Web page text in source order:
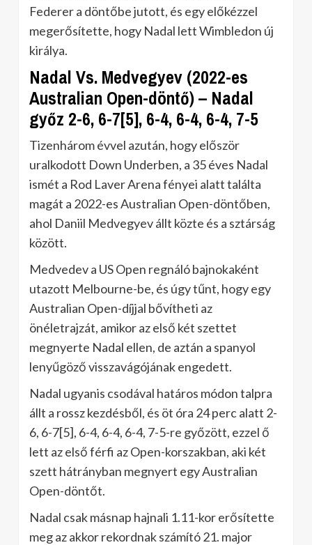
Federer a döntőbe jutott, és egy előkézzel
megerősítette, hogy Nadal lett Wimbledon új
királya.
Nadal Vs. Medvegyev (2022-es
Australian Open-döntő) – Nadal
győz 2-6, 6-7[5], 6-4, 6-4, 6-4, 7-5
Tizenhárom évvel azután, hogy először
uralkodott Down Underben, a 35 éves Nadal
ismét a Rod Laver Arena fényei alatt találta
magát a 2022-es Australian Open-döntőben,
ahol Daniil Medvegyev állt közte és a sztárság
között.
Medvedev a US Open regnáló bajnokaként
utazott Melbourne-be, és úgy tűnt, hogy egy
Australian Open-díjjal bővítheti az
önéletrajzát, amikor az első két szettet
megnyerte Nadal ellen, de aztán a spanyol
lenyűgöző visszavágójának engedett.
Nadal ugyanis csodával határos módon talpra
állt a rossz kezdésből, és öt óra 24 perc alatt 2-
6, 6-7[5], 6-4, 6-4, 6-4, 7-5-re győzött, ezzel ő
lett az első férfi az Open-korszakban, aki két
szett hátrányban megnyert egy Australian
Open-döntőt.
Nadal csak másnap hajnali 1.11-kor erősítette
meg az akkor rekordnak számító 21. major